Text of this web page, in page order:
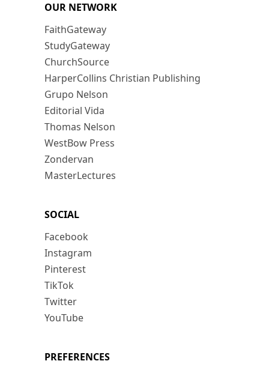
OUR NETWORK
FaithGateway
StudyGateway
ChurchSource
HarperCollins Christian Publishing
Grupo Nelson
Editorial Vida
Thomas Nelson
WestBow Press
Zondervan
MasterLectures
SOCIAL
Facebook
Instagram
Pinterest
TikTok
Twitter
YouTube
PREFERENCES